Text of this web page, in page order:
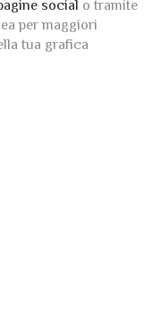
social o tramite
per maggiori
tua grafica